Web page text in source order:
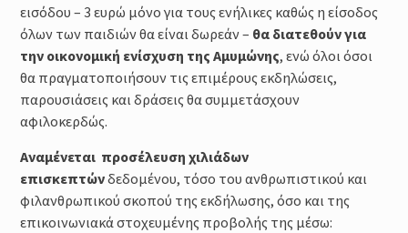
εισόδου – 3 ευρώ μόνο για τους ενήλικες καθώς η είσοδος
όλων των παιδιών θα είναι δωρεάν – θα διατεθούν για
την οικονομική ενίσχυση της Αμυμώνης, ενώ όλοι όσοι
θα πραγματοποιήσουν τις επιμέρους εκδηλώσεις,
παρουσιάσεις και δράσεις θα συμμετάσχουν
αφιλοκερδώς.
Αναμένεται προσέλευση χιλιάδων
επισκεπτώνδεδομένου, τόσο του ανθρωπιστικού και
φιλανθρωπικού σκοπού της εκδήλωσης, όσο και της
επικοινωνιακά στοχευμένης προβολής της μέσω: